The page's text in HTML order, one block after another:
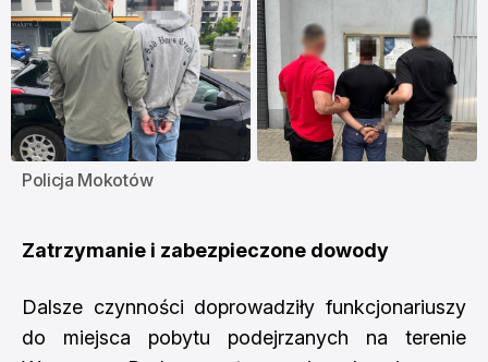
Policja Mokotów
Zatrzymanie i zabezpieczone dowody
Dalsze czynności doprowadziły funkcjonariuszy
do miejsca pobytu podejrzanych na terenie